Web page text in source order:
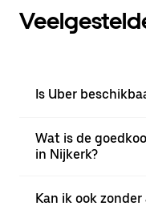
Is Uber
Wat is de
in Nijkerk?
Kan ik ook